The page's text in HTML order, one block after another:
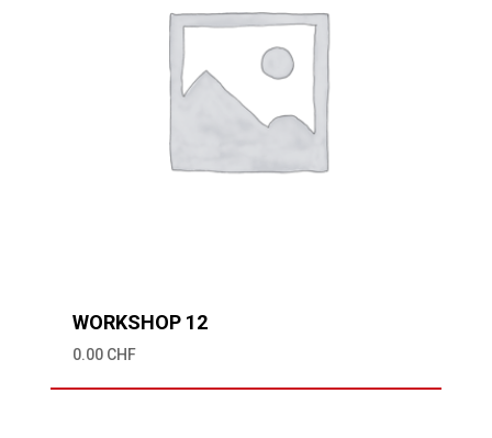
WORKSHOP 12
0.00 CHF